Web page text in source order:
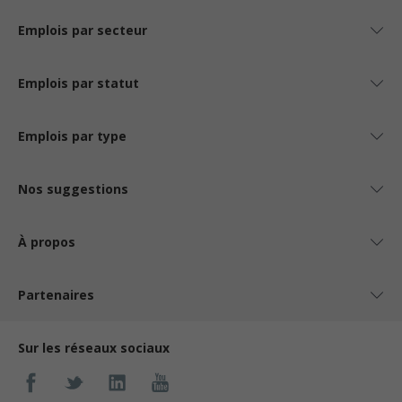
Emplois par secteur
Emplois par statut
Emplois par type
Nos suggestions
À propos
Partenaires
Sur les réseaux sociaux